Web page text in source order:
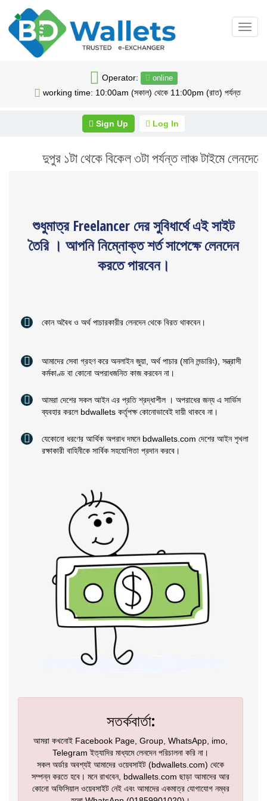
Operator: online
working time: 10:00am (সকাল) থেকে 11:00pm (রাত) পর্যন্ত
Sign Up Log In
দুপুর ১টা থেকে বিকেল ৩টা পর্যন্ত লাঞ্চ টাইমে
শুধুমাত্র Freelancer দের সুবিধার্থে এই সাইট
তৈরি । আপনি নিম্নোক্ত শর্ত সাপেক্ষে লেনদেন
করতে পারবেন।
কোন অবৈধ ও অর্থ পাচারকারীর লেনদেন থেকে বিরত থাকবেন।
আমাদের সেবা গ্রহণ করে অনলাইন জুয়া, অর্থ পাচার (মানি লন্ডারিং), সন্ত্রাসী
কর্মকাণ্ড বা কোনো অপরাধজনিত কাজ করবেন না।
আমরা দেশের সকল আইন এর প্রতি শ্রদ্ধাশীল । অপরাধের জন্য এ সার্ভিস
ব্যবহার করলে bdwallets কর্তৃপক্ষ কোনোভাবেই দায়ী থাকবে না।
যেকোনো ধরণের আর্থিক অপরাধ দমনে bdwallets.com দেশের আইন শৃখলা
রক্ষাকারী বাহিনীকে সার্বিক সহযোগিতা প্রদান করবে।
সতর্কবার্তা:
আমরা কখনোই Facebook Page, Group, WhatsApp, imo,
Telegram ইত্যাদির মাধ্যমে লেনদেন পরিচালনা করি না।
সকল অর্ডার অবশ্যই আমাদের ওয়েবসাইট (bdwallets.com) থেকে
সম্পন্ন করতে হবে। মনে রাখবেন, bdwallets.com ছাড়া আমাদের আর
কোনো অফিসিয়াল ওয়েবসাইট নেই এবং আমাদের একমাত্র যোগাযোগ নম্বর